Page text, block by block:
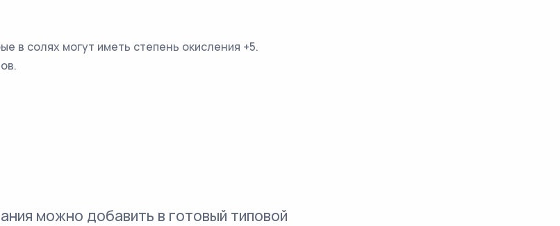
в солях могут иметь степень окисления +5.
можно добавить в готовый типовой